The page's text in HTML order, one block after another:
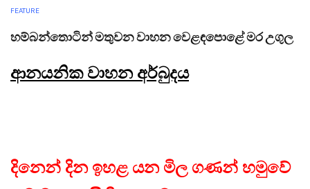
FEATURE
හම්බන්තොටින් මතුවන වාහන වෙළඳපොළේ මර උගුල
ආනයනික වාහන අර්බුදය
දිනෙන් දින ඉහළ යන මිල ගණන් හමුවේ